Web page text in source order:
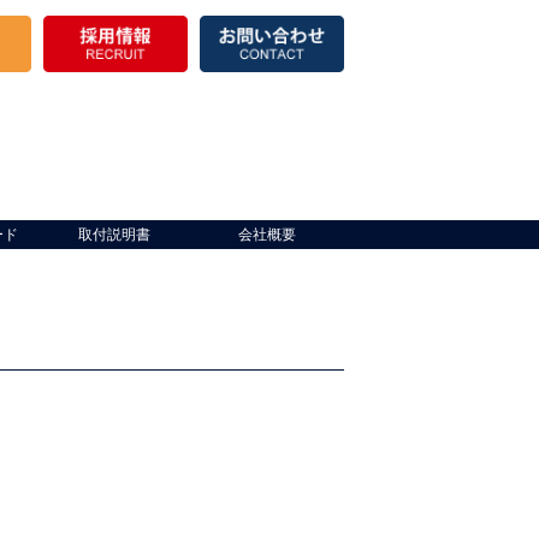
ド 取付説明書 会社概要